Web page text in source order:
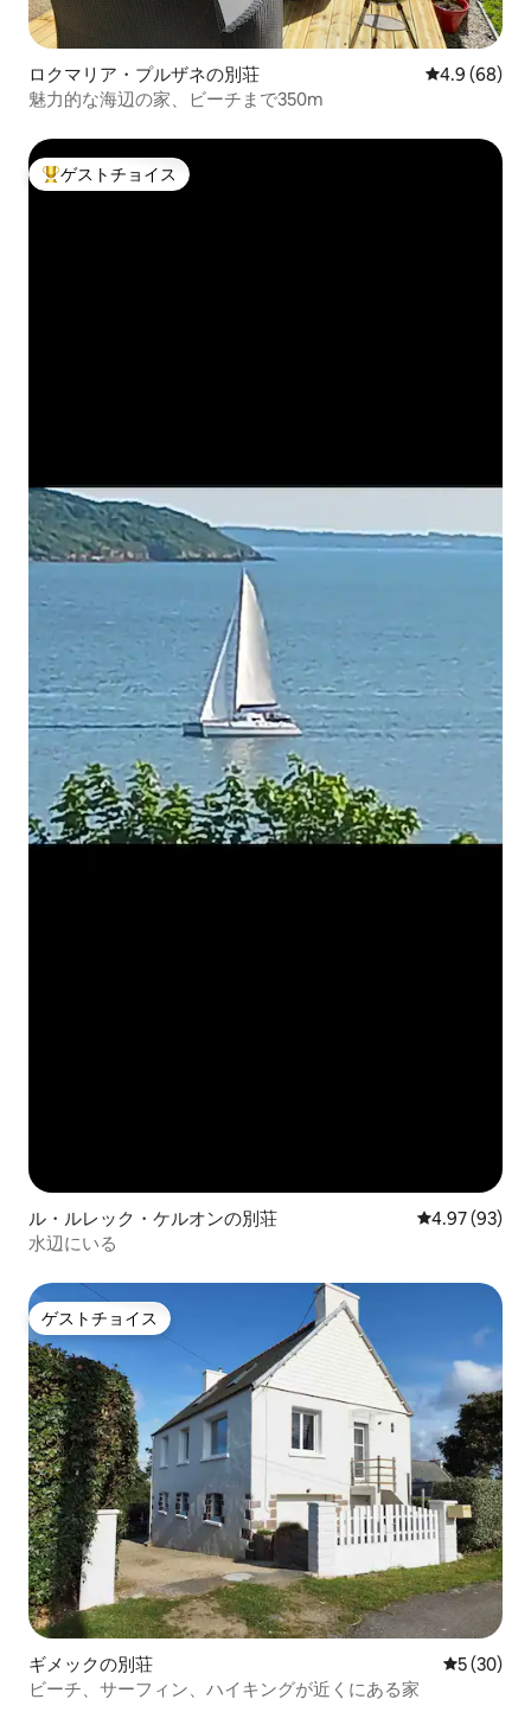
ロクマリア・プルザネの別荘 レビュー68
4.9 (68)
魅力的な海辺の家、ビーチまで350m
大好評のゲストチョイスです。
ゲストチョイス
ル・ルレック・ケルオンの別荘 レビュー93
4.97 (93)
水辺にいる
ゲストチョイス
ゲストチョイス
ギメックの別荘 レビュー
5 (30)
ビーチ、サーフィン、ハイキングが近くにある家